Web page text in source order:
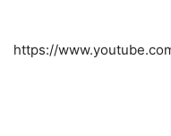
https://